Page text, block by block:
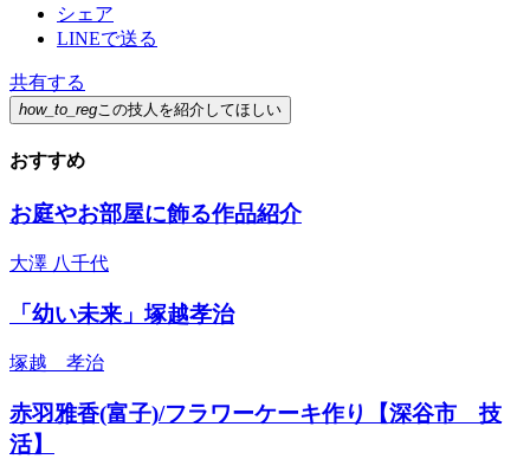
シェア
LINEで送る
共有する
how_to_reg この技人を紹介してほしい
おすすめ
お庭やお部屋に飾る作品紹介
大澤 八千代
「幼い未来」塚越孝治
塚越 孝治
赤羽雅香(富子)/フラワーケーキ作り【深谷市 技
活】